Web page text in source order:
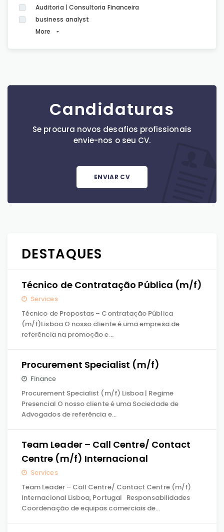
Auditoria | Consultoria Financeira
business analyst
More
Candidaturas
Se procura novos desafios profissionais
envie-nos o seu CV.
ENVIAR CV
DESTAQUES
Técnico de Contratação Pública (m/f)
Services
Técnico de Propostas – Contratação Pública
(m/f)Lisboa O nosso cliente é uma empresa de
referência na promoção e…
Procurement Specialist (m/f)
Finance
Procurement Specialist (m/f) Lisboa | Regime
Presencial O nosso cliente é uma Sociedade de
Advogados de referência e…
Team Leader – Call Centre/ Contact
Centre (m/f) Internacional
Services
Team Leader – Call Centre/ Contact Centre (m/f)
Internacional Lisboa, Portugal Responsabilidades
Coordenação de equipas comerciais de…